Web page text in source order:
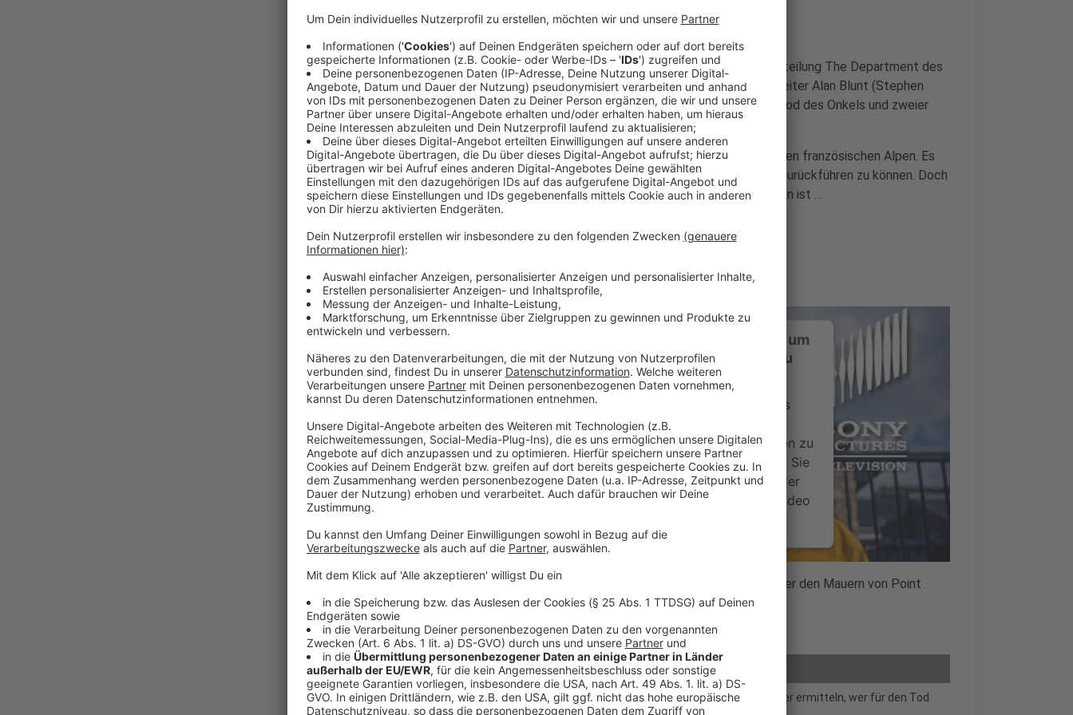
Doch erst als sein Onkel stirbt kommt Alex in Kontakt mit der Abteilung The Department des
britischen Auslandsgeheimdienstes MI-6. Alex wird von dessen Leiter Alan Blunt (Stephen
Dillane) unter Druck gesetzt, auf eine Mission zu gehen, die den Tod des Onkels und zweier
einflussreicher Milliardäre klären soll.
So landet Alex schließlich undercover im Internat Point Blanc in den französischen Alpen. Es
genießt den Ruf, jugendliche Schnösel auf den Pfad der Tugend zurückführen zu können. Doch
Alex merkt schnell, dass das nicht der wahre Zweck der Institution ist …
Wir benötigen Ihre Zustimmung, um
den YouTube Video-Service zu
laden!
Wir verwenden einen Service eines
Drittanbieters, um Videoinhalte
einzubetten. Dieser Service kann Daten zu
Ihren Aktivitäten sammeln. Bitte lesen Sie
die Details durch und stimmen Sie der
Nutzung des Service zu, um dieses Video
Platform
Ein Internat voller „rich kids“ – doch was verbirgt sich wirklich hinter den Mauern von Point
Blanc?
Anzeige
©Copyright: Amazon Prime / Sony Pictures
Alex wird nach Point Blanc geflogen. Dort soll er als Schüler undercover ermitteln, wer für den Tod